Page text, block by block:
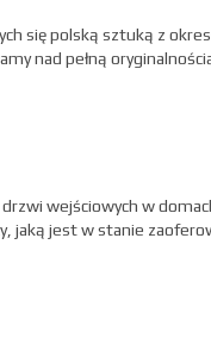
się polską sztuką z
nad pełną
wejściowych w
jest w stanie